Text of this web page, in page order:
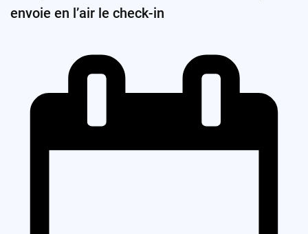
envoie en l’air le check-in